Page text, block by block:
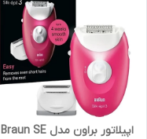
اپیلاتور براون مدل Braun SE